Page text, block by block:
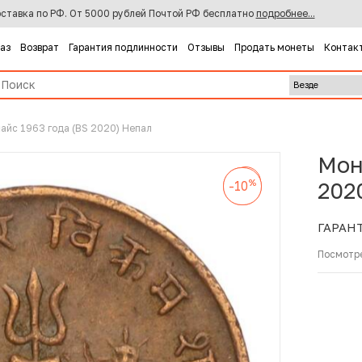
по РФ. От 5000 рублей Почтой РФ бесплатно подробнее...
Возврат Гарантия подлинности Отзывы Продать монеты
1963 года (BS 2020) Непал
-10%
-10%
-10%